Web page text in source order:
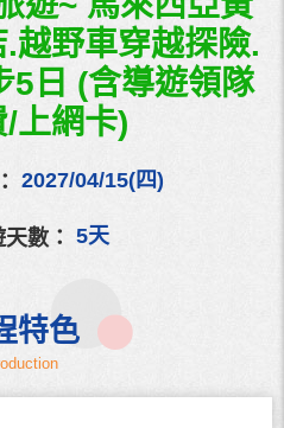
越野車穿越探險.
5日 (含導遊領隊
上網卡)
2027/04/15(四)
數： 5天
特色